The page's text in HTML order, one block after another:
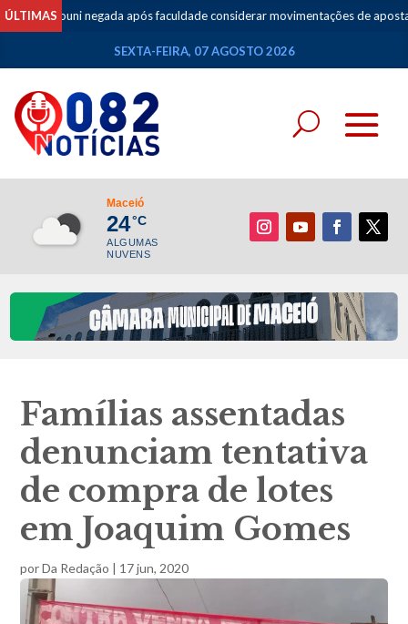
ÚLTIMAS
negada após faculdade considerar movimentações de apostas como
SEXTA-FEIRA, 07 AGOSTO 2026
Maceió
24°C
ALGUMAS
NUVENS
Famílias assentadas
denunciam tentativa
de compra de lotes
em Joaquim Gomes
porDa Redação | 17 jun, 2020